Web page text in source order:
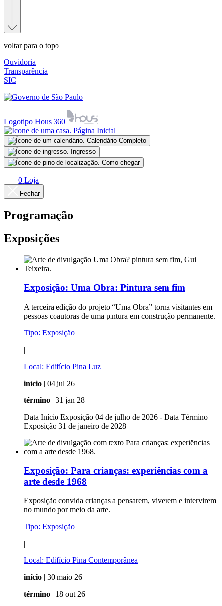
voltar para o topo
Ouvidoria
Transparência
SIC
Logotipo Hous 360
Página Inicial
Calendário Completo
Ingresso
Como chegar
0 Loja
Fechar
Programação
Exposições
Exposição: Uma Obra: Pintura sem fim
A terceira edição do projeto “Uma Obra” torna visitantes em
pessoas coautoras de uma pintura em construção permanente.
Tipo: Exposição
|
Local: Edifício Pina Luz
início | 04 jul 26
término | 31 jan 28
Data Início Exposição 04 de julho de 2026 - Data Término
Exposição 31 de janeiro de 2028
Exposição: Para crianças: experiências com a
arte desde 1968
Exposição convida crianças a pensarem, viverem e intervirem
no mundo por meio da arte.
Tipo: Exposição
|
Local: Edifício Pina Contemporânea
início | 30 maio 26
término | 18 out 26